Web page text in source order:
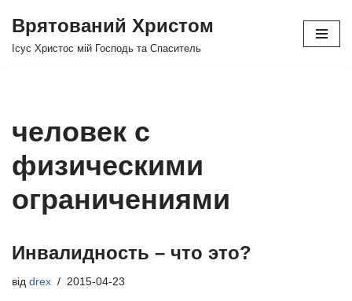
Перейти
Врятований Христом
Ісус Христос мій Господь та Спаситель
человек с
физическими
ограничениями
Инвалидность – что это?
від drex 2015-04-23